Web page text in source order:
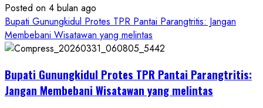
Ketum
PWRI
RI
Minta
Resmi
Posted on 4 bulan ago
Bupati Gunungkidul Protes TPR Pantai Parangtritis: Jangan
Membebani Wisatawan yang melintas
Bupati Gunungkidul Protes TPR Pantai Parangtritis:
Jangan Membebani Wisatawan yang melintas